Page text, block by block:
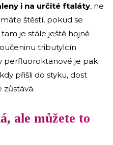
i na určité ftaláty, ne
štěstí, pokud se
je stále ještě hojně
tributylcín
perfluoroktanové je pak
přišli do styku, dost
zůstává.
ale můžete to